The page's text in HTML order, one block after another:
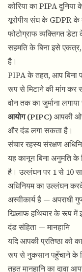
कोरिया का PIPA
यूरोपीय संघ के GDPR के
फोटोग्राफ व्यक्तिगत
सहमति के बिना इसे
है।
PIPA के तहत, आप बिना
रूप से मिटाने की मांग कर
वोन तक का जुर्माना
आयोग (PIPC) आपकी
और दंड लगा सकता है।
संचार रहस्य संरक्षण
यह कानून बिना अनुमति के
है। उल्लंघन पर 1 से 10
अधिनियम का उल्लंघन करके
अस्वीकार्य है — अपराधी
खिलाफ हथियार के रूप में
दंड संहिता — मानहानि
यदि आपकी प्रतिष्ठा को
रूप से नुकसान पहुँचाने के
तहत मानहानि का दावा